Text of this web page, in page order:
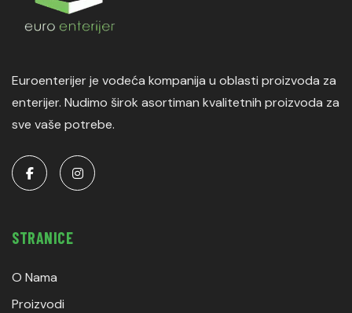
Euroenterijer je vodeća kompanija u oblasti proizvoda za
enterijer. Nudimo širok asortiman kvalitetnih proizvoda za
sve vaše potrebe.
STRANICE
O Nama
Proizvodi